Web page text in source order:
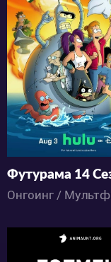
416
9 10
Футурама 14